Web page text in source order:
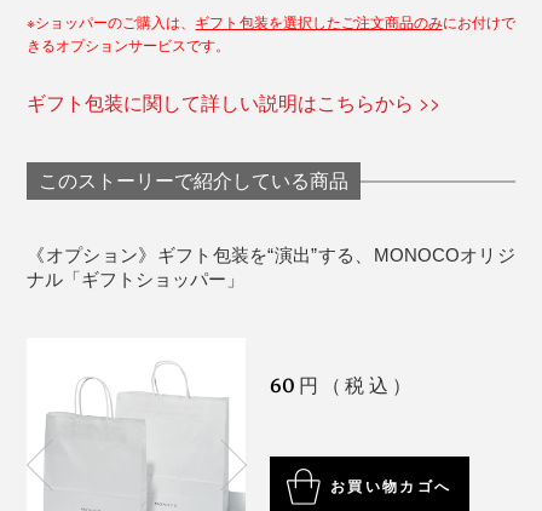
※ショッパーのご購入は、 ギフト包装を選択したご注文商品のみにお付けで
きるオプションサービスです。
ギフト包装に関して詳しい説明はこちらから >>
このストーリーで紹介している商品
《オプション》ギフト包装を“演出”する、MONOCOオリジ
ナル「ギフトショッパー」
60 円（税込）
お買い物カゴへ